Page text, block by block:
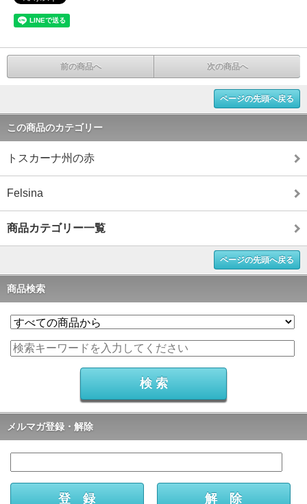
前の商品へ 次の商品へ
ページの先頭へ戻る
この商品のカテゴリー
トスカーナ州の赤
Felsina
商品カテゴリー一覧
ページの先頭へ戻る
商品検索
メルマガ登録・解除